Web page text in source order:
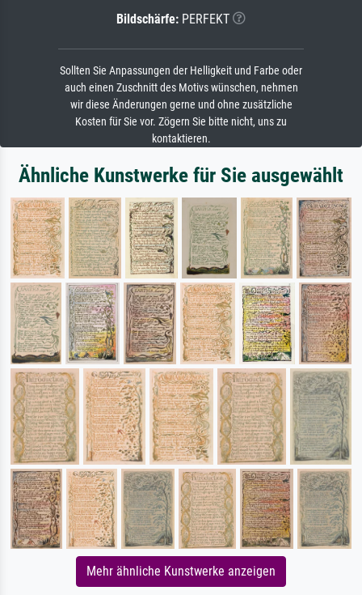
Bildschärfe: PERFEKT
Sollten Sie Anpassungen der Helligkeit und Farbe oder
auch einen Zuschnitt des Motivs wünschen, nehmen
wir diese Änderungen gerne und ohne zusätzliche
Kosten für Sie vor. Zögern Sie bitte nicht, uns zu
kontaktieren.
Ähnliche Kunstwerke für Sie ausgewählt
Mehr ähnliche Kunstwerke anzeigen